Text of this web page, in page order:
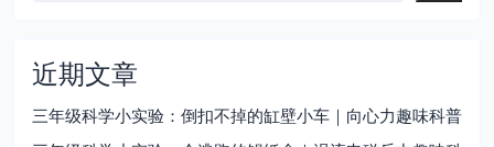
近期文章
三年级科学小实验：倒扣不掉的缸壁小车｜向心力趣味科普